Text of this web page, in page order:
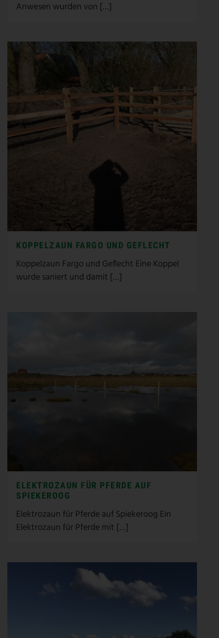
Anwesen wurden von […]
KOPPELZAUN FARGO UND GEFLECHT
Koppelzaun Fargo und Geflecht Eine Koppel
wurde saniert und damit […]
ELEKTROZAUN FÜR PFERDE AUF
SPIEKEROOG
Elektrozaun für Pferde auf Spiekeroog Ein
Elektrozaun für Pferde mit […]